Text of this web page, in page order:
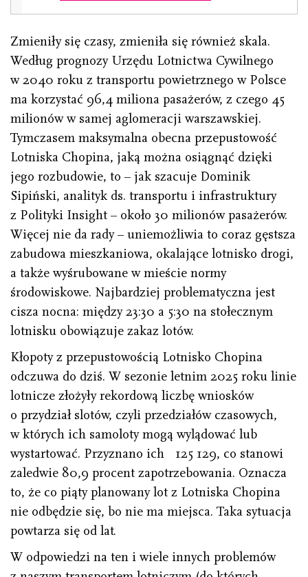
Zmieniły się czasy, zmieniła się również skala.
Według prognozy Urzędu Lotnictwa Cywilnego
w 2040 roku z transportu powietrznego w Polsce
ma korzystać 96,4 miliona pasażerów, z czego 45
milionów w samej aglomeracji warszawskiej.
Tymczasem maksymalna obecna przepustowość
Lotniska Chopina, jaką można osiągnąć dzięki
jego rozbudowie, to – jak szacuje Dominik
Sipiński, analityk ds. transportu i infrastruktury
z Polityki Insight – około 30 milionów pasażerów.
Więcej nie da rady – uniemożliwia to coraz gęstsza
zabudowa mieszkaniowa, okalające lotnisko drogi,
a także wyśrubowane w mieście normy
środowiskowe. Najbardziej problematyczna jest
cisza nocna: między 23:30 a 5:30 na stołecznym
lotnisku obowiązuje zakaz lotów.
Kłopoty z przepustowością Lotnisko Chopina
odczuwa do dziś. W sezonie letnim 2025 roku linie
lotnicze złożyły rekordową liczbę wniosków
o przydział slotów, czyli przedziałów czasowych,
w których ich samoloty mogą wylądować lub
wystartować. Przyznano ich 125 129, co stanowi
zaledwie 80,9 procent zapotrzebowania. Oznacza
to, że co piąty planowany lot z Lotniska Chopina
nie odbędzie się, bo nie ma miejsca. Taka sytuacja
powtarza się od lat.
W odpowiedzi na ten i wiele innych problemów